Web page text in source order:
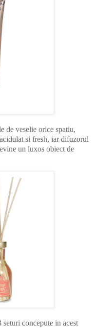
de veselie orice spatiu,
si fresh, iar difuzorul
un luxos obiect de
concepute in acest